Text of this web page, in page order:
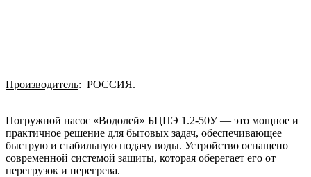
Производитель: РОССИЯ.
Погружной насос «Водолей» БЦПЭ 1.2-50У — это мощное и
практичное решение для бытовых задач, обеспечивающее
быструю и стабильную подачу воды. Устройство оснащено
современной системой защиты, которая оберегает его от
перегрузок и перегрева.